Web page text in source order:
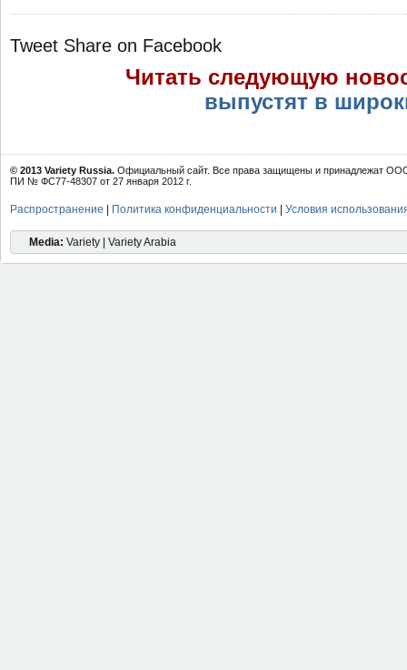
Tweet Share on Facebook
Читать следующую
выпустят в
© 2013 Variety Russia. Официальный сайт. Все права защищены и принадлежат
ПИ № ФС77-48307 от 27 января 2012 г.
Распространение Политика конфиденциальности Условия
Media: Variety | Variety Arabia